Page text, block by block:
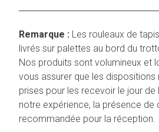
Remarque : Les rouleaux de
livrés sur palettes au bord du
Nos produits sont volumineux et
vous assurer que les
prises pour les recevoir le jour de
notre expérience, la présence de
recommandée pour la réception.